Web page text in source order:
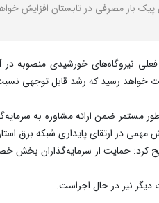
بار مصرفی در تابستان افزایش
مستمر ضمن ارائه مشاوره به
مهمی در ارتقای پایداری شبکه برق
کرد: حمایت از سرمایه‌گذاران